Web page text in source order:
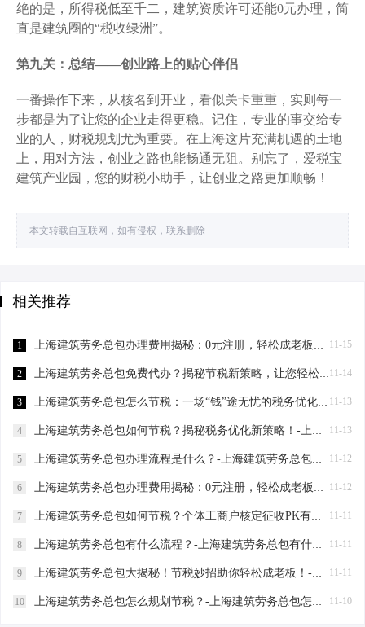
绝的是，所得税低至千二，建筑资质许可还能0元办理，简
直是建筑圈的“税收绿洲”。
第九关：总结——创业路上的贴心伴侣
一番操作下来，从核名到开业，看似关卡重重，实则每一
步都是为了让您的企业走得更稳。记住，专业的事交给专
业的人，财税规划尤为重要。在上海这片充满机遇的土地
上，用对方法，创业之路也能畅通无阻。别忘了，爱税宝
建筑产业园，您的财税小助手，让创业之路更加顺畅！
本文转载自互联网，如有侵权，联系删除
相关推荐
11-15
1 上海建筑劳务总包办理费用揭秘：0元注册，轻松成老板！-上海建筑劳务总包办理费用
11-14
2 上海建筑劳务总包免费代办？揭秘节税新策略，让您轻松成老板！-上海建筑劳务总包免费代办吗？
11-13
3 上海建筑劳务总包怎么节税：一场“钱”途无忧的税务优化之旅-上海建筑劳务总包怎么节税
11-13
4 上海建筑劳务总包如何节税？揭秘税务优化新策略！-上海建筑劳务总包如何节税
11-12
5 上海建筑劳务总包办理流程是什么？-上海建筑劳务总包办理流程是什么
11-12
6 上海建筑劳务总包办理费用揭秘：0元注册，轻松成老板！-上海建筑劳务总包办理费用是多少
11-11
7 上海建筑劳务总包如何节税？个体工商户核定征收PK有限公司-上海建筑劳务总包如何节税
11-11
8 上海建筑劳务总包有什么流程？-上海建筑劳务总包有什么流程
11-11
9 上海建筑劳务总包大揭秘！节税妙招助你轻松成老板！-上海建筑劳务总包有什么要求
11-10
10 上海建筑劳务总包怎么规划节税？-上海建筑劳务总包怎么规划节税